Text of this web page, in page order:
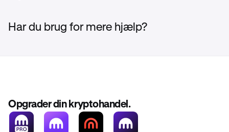
Har du brug for mere hjælp?
Opgrader din kryptohandel.